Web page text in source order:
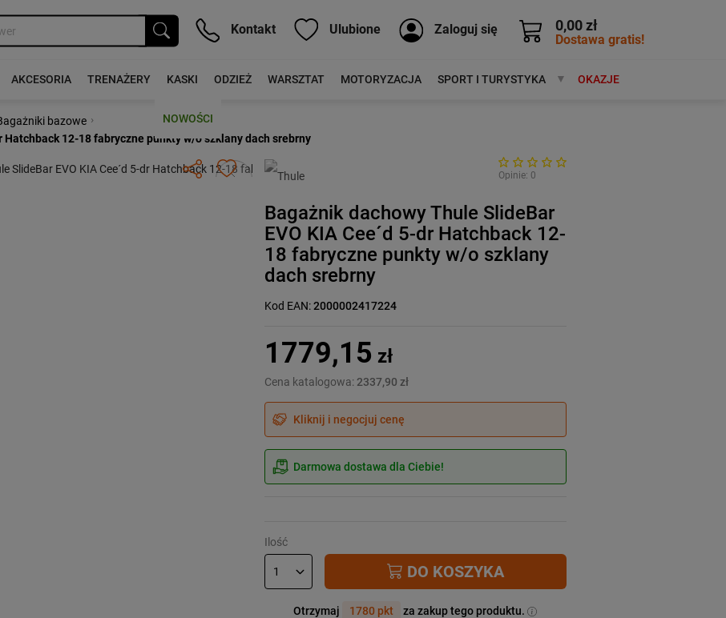
0,00 zł
Dostawa gratis!
Kontakt Ulubione Zaloguj się
AKCESORIA TRENAŻERY KASKI ODZIEŻ WARSZTAT MOTORYZACJA SPORT I TURYSTYKA MARKIOKAZJE
NOWOŚCI
bazowe ›
Hatchback 12-18 fabryczne punkty w/o szklany dach srebrny
Następny Opinie: 0
Bagażnik dachowy Thule SlideBar
EVO KIA Cee´d 5-dr Hatchback 12-
18 fabryczne punkty w/o szklany
dach srebrny
Kod EAN:2000002417224
1779,15 zł
Cena katalogowa:2337,90 zł
Kliknij i negocjuj cenę
Darmowa dostawa dla Ciebie!
Ilość
DO KOSZYKA
Otrzymaj 1780 pkt za zakup tego produktu.